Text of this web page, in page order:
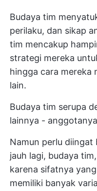
Budaya tim
perilaku, dan sikap
tim mencakup
strategi mereka
hingga cara mereka
lain.
Budaya tim serupa
lainnya -
Namun perlu diingat
jauh lagi, budaya
karena sifatnya
memiliki banyak